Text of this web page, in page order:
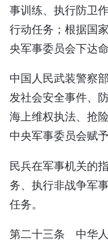
事训练、执行防卫
行动任务；根据国
央军事委员会下达
中国人民武装警察
发社会安全事件、
海上维权执法、抢
中央军事委员会赋
民兵在军事机关的
务、执行非战争军
任务。
第二十三条 中华